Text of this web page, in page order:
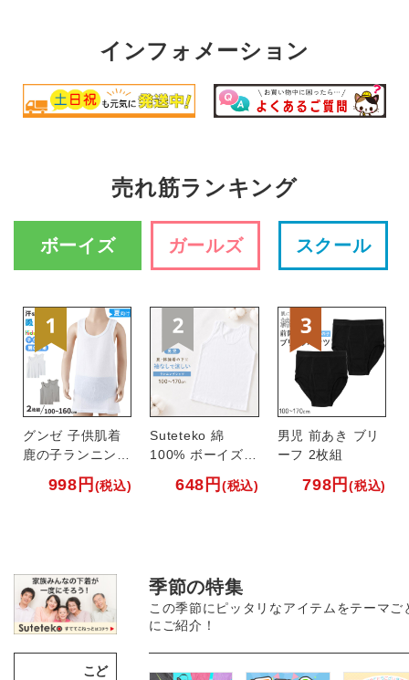
インフォメーション
売れ筋ランキング
ボーイズ ガールズ スクール
グンゼ 子供肌着
鹿の子ランニング
シャツ2枚組
998 (税込)
Suteteko 綿
100% ボーイズ
ランニングシャツ
648 (税込)
男児 前あき ブリ
ーフ 2枚組
798 (税込)
STEPFIT 取り外
しカップ付 ハー
998 (税込)
Suteteko 綿
100% ガールズ
(リブ) 胸二重タン
クトップ
998 (税込)
Suteteko ガール
ズ 綿100％リブ
取り外しカップ付
きキャミソール
998 (税込)
SchooLog キッズ
防汚ドライ肌側メ
ッシュ 半袖クル
ーネック体操服
878 (税込)
汚れが落ちやすい
スクールシャツ
2,290 (税込)
アサヒシューズ
日本製ビニールバ
レーシューズ
1,190 (税込)
こど
季節の特集
この季節にピッタリなアイテムをテーマご
にご紹介！